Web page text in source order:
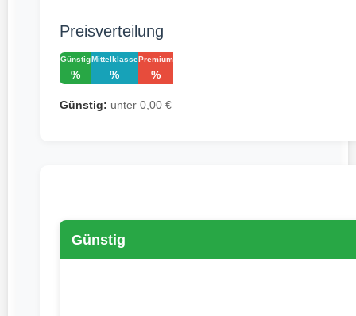
Preisverteilung
Günstig
%
Mittelklasse
%
Premium
%
Günstig: unter 0,00 €
Günstig